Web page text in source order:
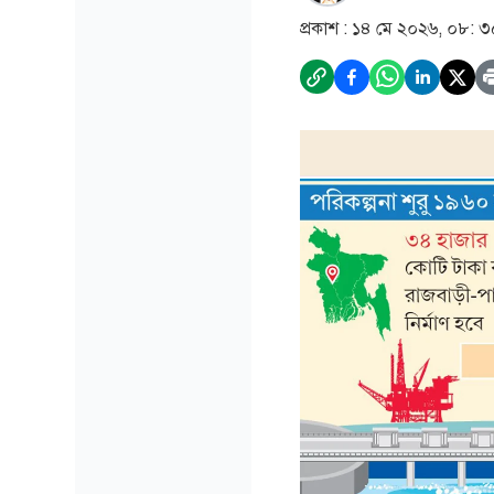
প্রকাশ : ১৪ মে ২০২৬, ০৮: